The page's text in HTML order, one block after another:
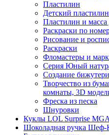
Пластилин
Детский пластилин
Пластилин и масса
Раскраски по
Рисование и
Раскраски
Фломастеры и
Серия Юный
Создание
Творчество из
комнаты, 3D
Фреска из песка
Шнуровки
Куклы LOL Surprise MGA
Шоколадная ручка Шеф-